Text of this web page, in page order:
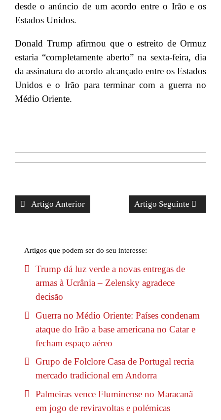
desde o anúncio de um acordo entre o Irão e os
Estados Unidos.
Donald Trump afirmou que o estreito de Ormuz
estaria “completamente aberto” na sexta-feira, dia
da assinatura do acordo alcançado entre os Estados
Unidos e o Irão para terminar com a guerra no
Médio Oriente.
Artigo Anterior Artigo Seguinte
Artigos que podem ser do seu interesse:
Trump dá luz verde a novas entregas de
armas à Ucrânia – Zelensky agradece
decisão
Guerra no Médio Oriente: Países condenam
ataque do Irão a base americana no Catar e
fecham espaço aéreo
Grupo de Folclore Casa de Portugal recria
mercado tradicional em Andorra
Palmeiras vence Fluminense no Maracanã
em jogo de reviravoltas e polémicas